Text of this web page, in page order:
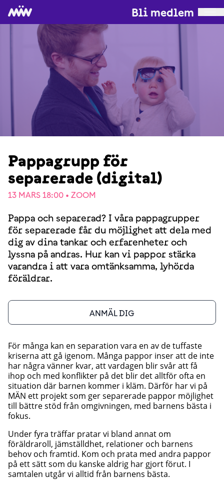
Bli medlem
Pappagrupp för
separerade (digital)
13 MARS 18:00 • ZOOM
Pappa och separerad? I våra pappagrupper
för separerade får du möjlighet att dela med
dig av dina tankar och erfarenheter och
lyssna på andras. Hur kan vi pappor stärka
varandra i att vara omtänksamma, lyhörda
föräldrar.
ANMÄL DIG
För många kan en separation vara en av de tuffaste
kriserna att gå igenom. Många pappor inser att de inte
har några vänner kvar, att vardagen blir svår att få
ihop och med konflikter på det blir det alltför ofta en
situation där barnen kommer i kläm. Därför har vi på
MÄN ett projekt som ger separerade pappor möjlighet
till bättre stöd från omgivningen, med barnens bästa i
fokus.
Under fyra träffar pratar vi bland annat om
föräldraroll, jämställdhet, relationer och barnens
behov och framtid. Kom och prata med andra pappor
på ett sätt som du kanske aldrig har gjort förut. I
samtalen utgår vi alltid från barnens bästa.